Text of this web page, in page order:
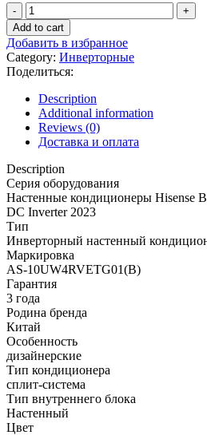
Бытовая
сплит-
система
серии
BLACK
CRYSTAL
SUPER
DC
Inverter
2025
WI-
FI,
инверторного
типа
Hisense
AS-
10UW4RVETG01(B)
quantity
Add to cart
Добавить в избранное
Category: Инверторные
Поделиться:
Description
Additional information
Reviews (0)
Доставка и оплата
Description
Серия оборудования
Настенные кондиционеры Hisense
DC Inverter 2023
Тип
Инверторный настенный
Маркировка
AS-10UW4RVETG01(B)
Гарантия
3 года
Родина бренда
Китай
Особенность
дизайнерские
Тип кондиционера
сплит-система
Тип внутреннего блока
Настенный
Цвет